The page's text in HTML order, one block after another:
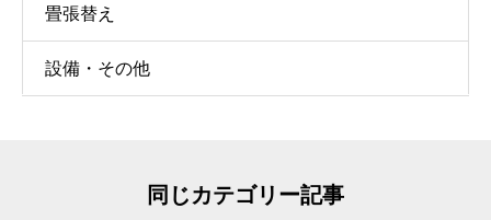
畳張替え
設備・その他
同じカテゴリー記事